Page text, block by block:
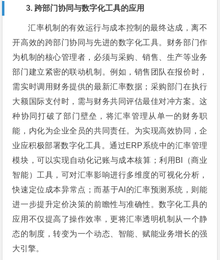
3. 跨部门协同与数字化工具的应用
汇率机制的有效运行与成本控制的最终达成，离不
开高效的跨部门协同与先进的数字化工具。财务部门作
为机制的核心管理者，必须与采购、销售、生产等业务
部门建立紧密的联动机制。例如，销售团队在报价时，
需实时调用财务提供的最新汇率数据；采购部门在执行
大额国际支付时，需与财务共同评估最佳对冲方案。这
种协同打破了部门壁垒，将汇率管理从单一的财务职
能，内化为企业全员的共同责任。为实现高效协同，企
业应积极部署数字化工具。通过ERP系统中的汇率管理
模块，可以实现自动化记账与成本核算；利用BI（商业
智能）工具，可对汇率影响进行多维度的可视化分析，
快速定位成本异常点；而基于AI的汇率预测系统，则能
进一步提升定价决策的前瞻性与准确性。数字化工具的
应用不仅提高了操作效率，更将汇率透明机制从一个静
态的制度，转变为一个动态、智能、赋能业务增长的强
大引擎。